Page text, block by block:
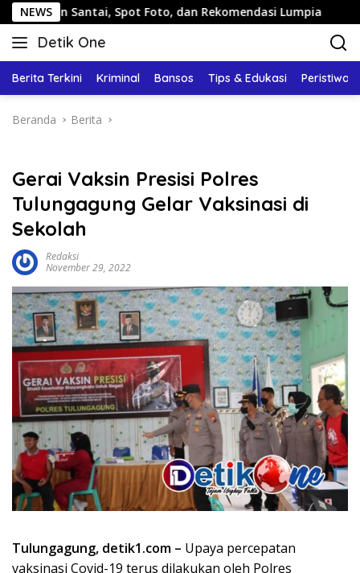
Langsung
ke
konten
NEWSSpot Foto, dan Rekomendasi Lumpia Panduan
Detik One
Tajam
Fakta
Berita Terkini Kriminal Bansos Tips & Edukasi Peristiwa
Beranda Berita
Gerai Vaksin Presisi Polres
Tulungagung Gelar Vaksinasi di
Sekolah
Redaksi
November 29, 2022
Tulungagung, detik1.com – Upaya percepatan
vaksinasi Covid-19 terus dilakukan oleh Polres